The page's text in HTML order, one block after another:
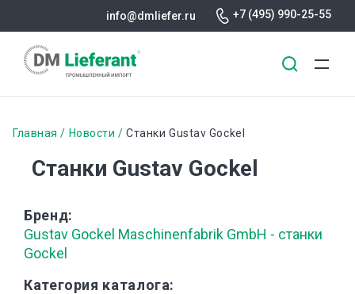
содержанию
info@dmliefer.ru +7 (495) 990-25-55
Строка
навигации
Главная Новости Станки Gustav Gockel
Станки Gustav Gockel
Бренд
Gustav Gockel Maschinenfabrik GmbH - станки
Gockel
Категория каталога